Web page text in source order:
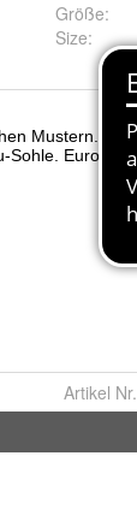
Größe:
Size:
Artikel